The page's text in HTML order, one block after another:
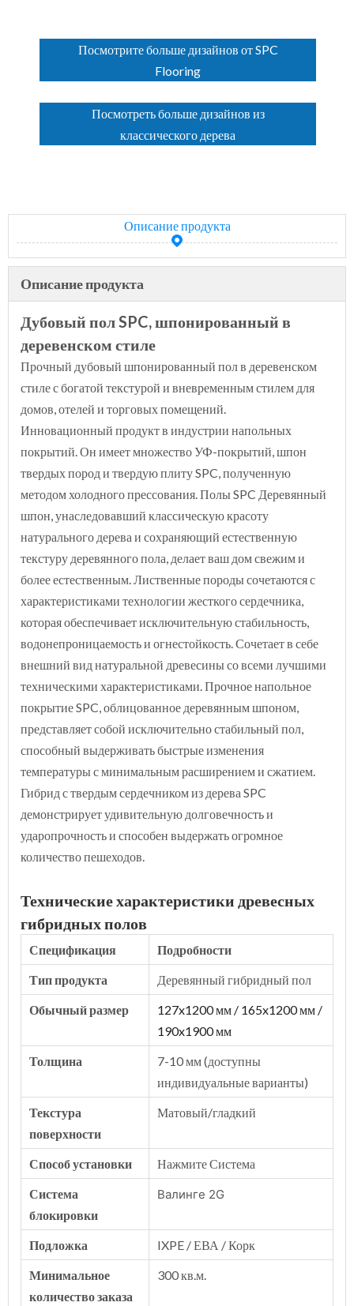
Посмотрите больше дизайнов от SPC
Flooring
Посмотреть больше дизайнов из
классического дерева
Описание продукта
Описание продукта
Дубовый пол SPC, шпонированный в
деревенском стиле
Прочный дубовый шпонированный пол в деревенском
стиле с богатой текстурой и вневременным стилем для
домов, отелей и торговых помещений.
Инновационный продукт в индустрии напольных
покрытий. Он имеет множество УФ-покрытий, шпон
твердых пород и твердую плиту SPC, полученную
методом холодного прессования. Полы SPC Деревянный
шпон, унаследовавший классическую красоту
натурального дерева и сохраняющий естественную
текстуру деревянного пола, делает ваш дом свежим и
более естественным. Лиственные породы сочетаются с
характеристиками технологии жесткого сердечника,
которая обеспечивает исключительную стабильность,
водонепроницаемость и огнестойкость. Сочетает в себе
внешний вид натуральной древесины со всеми лучшими
техническими характеристиками. Прочное напольное
покрытие SPC, облицованное деревянным шпоном,
представляет собой исключительно стабильный пол,
способный выдерживать быстрые изменения
температуры с минимальным расширением и сжатием.
Гибрид с твердым сердечником из дерева SPC
демонстрирует удивительную долговечность и
ударопрочность и способен выдержать огромное
количество пешеходов.
Технические характеристики древесных
гибридных полов
Спецификация
Подробности
Тип продукта
Деревянный гибридный пол
Обычный размер
127x1200 мм / 165x1200 мм /
190x1900 мм
Толщина
7-10 мм (доступны
индивидуальные варианты)
Текстура
поверхности
Матовый/гладкий
Способ установки
Нажмите Система
Система
блокировки
Валинге 2G
Подложка
IXPE / ЕВА / Корк
Минимальное
количество заказа
300 кв.м.